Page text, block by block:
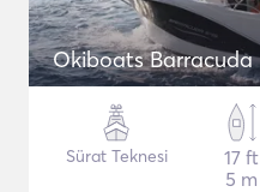
Okiboats Barracuda
Sürat Teknesi
17 ft
5 m